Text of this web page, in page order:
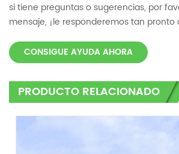
si tiene preguntas o sugerencias, por
mensaje, ¡le responderemos tan
CONSIGUE AYUDA AHORA
PRODUCTO RELACIONADO